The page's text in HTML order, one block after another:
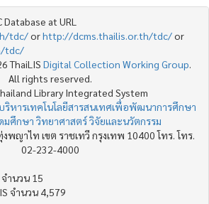
at URL
tdc/orhttp://dcms.thailis.or.th/tdc/or
tdc/
ThaiLIS Digital Collection Working Group
All rights reserved.
Library Integrated System
ริหารเทคโนโลยีสารสนเทศเพื่อพัฒนาการศึกษา
มศึกษา วิทยาศาสตร์ วิจัยและนวัตกรรม
พญาไท เขต ราชเทวี กรุงเทพ 10400 โทร. โทร.
02-232-4000
จำนวน 15
จำนวน 4,579